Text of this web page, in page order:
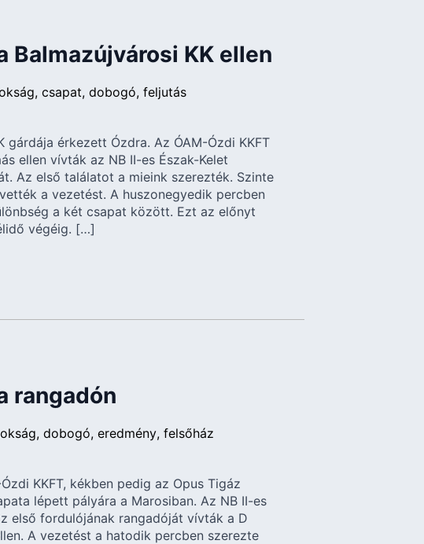
Balmazújvárosi KK ellen
csapat dobogó feljutás
gárdája érkezett Ózdra. Az ÓAM-Ózdi KKFT
ellen vívták az NB II-es Észak-Kelet
Az első találatot a mieink szerezték. Szinte
a vezetést. A huszonegyedik percben
a két csapat között. Ezt az előnyt
végéig. […]
rangadón
dobogó eredmény felsőház
KKFT, kékben pedig az Opus Tigáz
lépett pályára a Marosiban. Az NB II-es
első fordulójának rangadóját vívták a D
A vezetést a hatodik percben szerezte